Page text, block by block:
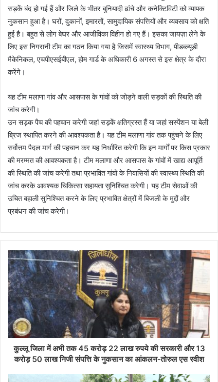
सड़कें बंद हो गई हैं और जिले के भीतर बुनियादी ढांचे और कनेक्टिविटी को व्यापक
नुकसान हुआ है। घरों, दुकानों, इमारतों, सामुदायिक संपत्तियों और व्यवसाय को क्षति
हुई है। बहुत से लोग बेघर और आजीविका विहीन हो गए हैं। इसका जायज़ा लेने के
लिए इस निगरानी टीम का गठन किया गया है जिसमें स्वास्थ्य विभाग, पीडब्ल्यूडी
मैकेनिकल, एचपीएसईबीएल, होम गार्ड के अधिकारी 6 अगस्त से इस क्षेत्र के दौरा
करेंगे।
यह टीम मलाणा गांव और आसपास के गांवों को जोड़ने वाली सड़कों की स्थिति की
जांच करेगी।
उन सड़क पैच की पहचान करेगी जहां सड़कें क्षतिग्रस्त हैं या जहां सस्पेंशन या बेली
ब्रिज स्थापित करने की आवश्यकता है। यह टीम मलाणा गांव तक पहुंचने के लिए
सर्वोत्तम पैदल मार्ग की पहचान कर यह निर्धारित करेगी कि इन मार्गों पर किस प्रकार
की मरम्मत की आवश्यकता है। टीम मलाणा और आसपास के गांवों में खाद्य आपूर्ति
की स्थिति की जांच करेगी तथा प्रभावित गांवों के निवासियों की स्वास्थ्य स्थिति की
जांच करके आवश्यक चिकित्सा सहायता सुनिश्चित करेगी। यह टीम सेवाओं की
उचित बहाली सुनिश्चित करने के लिए प्रभावित क्षेत्रों में बिजली के मुद्दों और
प्रबंधन की जांच करेगी।
कुल्लू जिला में अभी तक 45 करोड़ 22 लाख रुपये की सरकारी और 13
करोड़ 50 लाख निजी संपत्ति के नुकसान का आंकलन-तोरुल एस रवीश